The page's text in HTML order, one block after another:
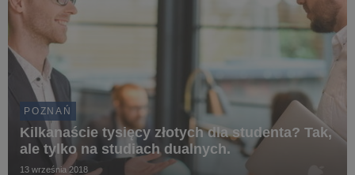
POZNAŃ
Kilkanaście tysięcy złotych dla studenta? Tak,
ale tylko na studiach dualnych.
13 września 2018